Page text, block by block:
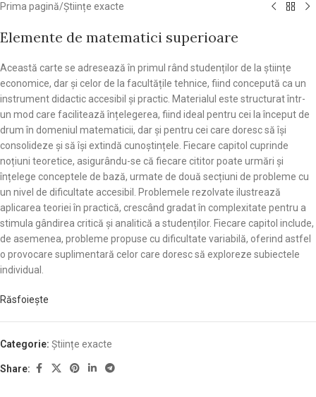
Prima pagină/Științe exacte
Elemente de matematici superioare
Această carte se adresează în primul rând studenților de la științe
economice, dar și celor de la facultățile tehnice, fiind concepută ca un
instrument didactic accesibil și practic. Materialul este structurat într-
un mod care facilitează înțelegerea, fiind ideal pentru cei la început de
drum în domeniul matematicii, dar și pentru cei care doresc să își
consolideze și să își extindă cunoștințele. Fiecare capitol cuprinde
noțiuni teoretice, asigurându-se că fiecare cititor poate urmări și
înțelege conceptele de bază, urmate de două secțiuni de probleme cu
un nivel de dificultate accesibil. Problemele rezolvate ilustrează
aplicarea teoriei în practică, crescând gradat în complexitate pentru a
stimula gândirea critică și analitică a studenților. Fiecare capitol include,
de asemenea, probleme propuse cu dificultate variabilă, oferind astfel
o provocare suplimentară celor care doresc să exploreze subiectele
individual.
Răsfoiește
Categorie: Științe exacte
Share: